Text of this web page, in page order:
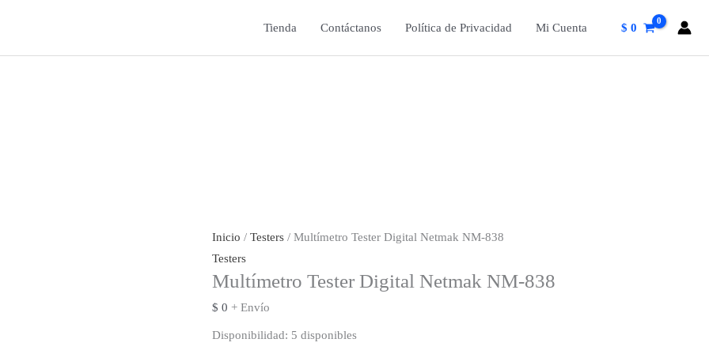
Tienda Contáctanos Política de Privacidad Mi Cuenta $ 0
Inicio / Testers / Multímetro Tester Digital Netmak NM-838
Testers
Multímetro Tester Digital Netmak NM-838
$ 0 + Envío
Disponibilidad: 5 disponibles